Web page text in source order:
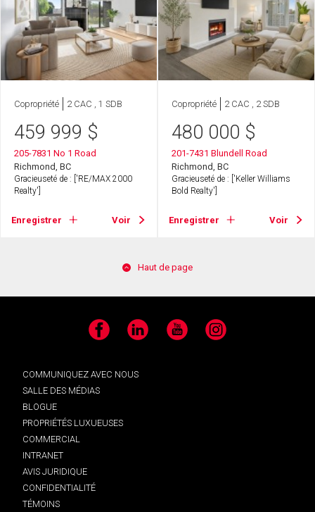
Copropriété 2 CAC , 1 SDB
459 999 $
205-7831 No 1 Road
Richmond, BC
Gracieuseté de : ['RE/MAX 2000
Realty']
Enregistrer Voir
Copropriété 2 CAC , 2 SDB
480 000 $
201-7431 Blundell Road
Richmond, BC
Gracieuseté de : ['Keller Williams
Bold Realty']
Enregistrer Voir
Haut de page
Facebook LinkedIn YouTube Instagram
COMMUNIQUEZ AVEC NOUS
SALLE DES MÉDIAS
BLOGUE
PROPRIÉTÉS LUXUEUSES
COMMERCIAL
INTRANET
AVIS JURIDIQUE
CONFIDENTIALITÉ
TÉMOINS